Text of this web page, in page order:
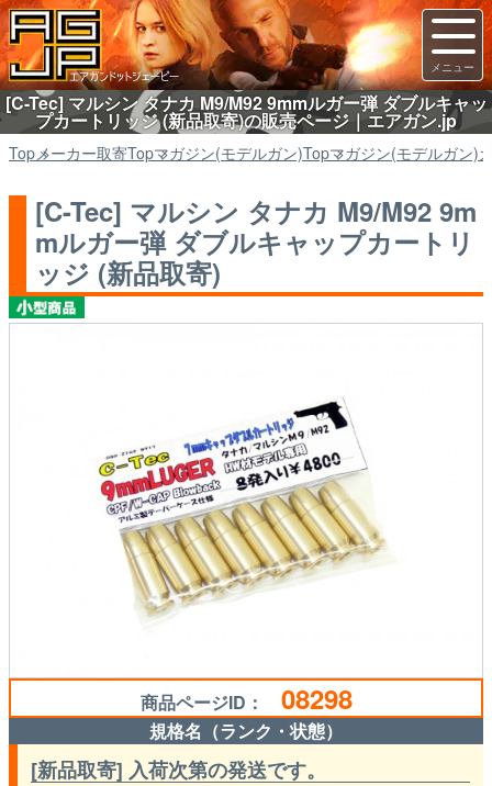
[C-Tec] マルシン タナカ M9/M92 9mmルガー弾 ダブルキャッ
プカートリッジ (新品取寄)の販売ページ｜エアガン.jp
Topメーカー取寄Topマガジン(モデルガン)Topマガジン(モデルガン)
[C-Tec] マルシン タナカ M9/M92 9m
mルガー弾 ダブルキャップカートリ
ッジ (新品取寄)
商品ページID： 08298
規格名（ランク・状態）
[新品取寄] 入荷次第の発送です。